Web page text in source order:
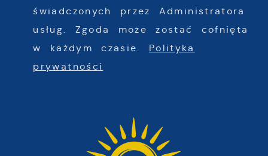
świadczonych przez Administratora
usług. Zgoda może zostać cofnięta
w każdym czasie. Polityka
prywatności